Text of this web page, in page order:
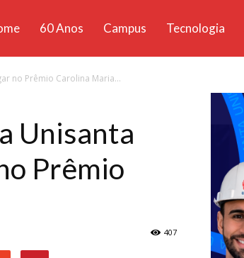
60 Anos Campus Tecnologia
no Prêmio Carolina Maria...
Unisanta
Prêmio
407